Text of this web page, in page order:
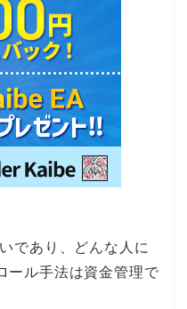
であり、どんな人に
ール手法は資金管理で